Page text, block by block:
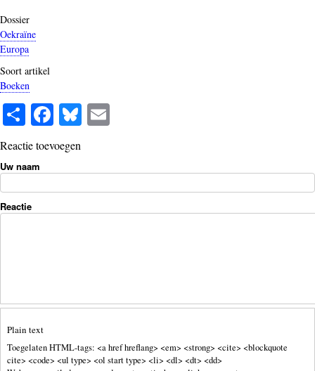
Dossier
Oekraïne
Europa
Soort artikel
Boeken
S
ha
re
Fa
ce
bo
ok
Bl
ue
y
Reactie toevoegen
Uw naam
Reactie
Plain text
Toegelaten HTML-tags: <a href hreflang> <em> <strong> <cite> <blockquote
cite> <code> <ul type> <ol start type> <li> <dl> <dt> <dd>